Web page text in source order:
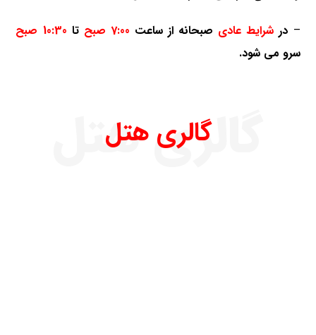
– در شرایط عادی صبحانه از ساعت 7:00 صبح تا 10:30 صبح
سرو می شود.
گالری هتل
گالری هتل